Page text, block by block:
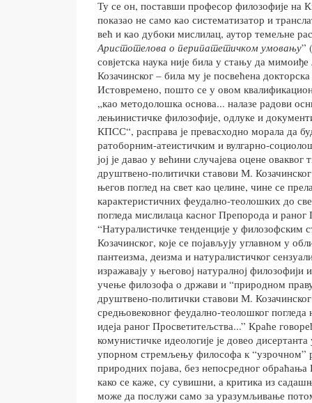
Ту се он, поставши професор филозофије на
показао не само као систематизатор и
већ и као дубоки мислилац, аутор темељне
Аристотелова о перипатетичком умовању”
совјетска наука није била у стању да
Козачинског – била му је посвећена
Истовремено, пошто се у овом
„као методолошка основа... налазе радови
лењинистичке филозофије, одлуке и
КПСС“, расправа је превасходно морала да
ратоборним-атеистичким и вулгарно-
јој је давао у већини случајева оцене
друштвено-политички ставови М.
његов поглед на свет као целине, чине се
карактеристичних феудално-теолошких до
погледа мислилаца касног Препорода и раног
“Натуралистичке тенденције у филозофским
Козачинског, које се појављују углавном у
пантеизма, деизма и натуралистичког
изражавају у његовој натуралној филозофији
учење филозофа о држави и “природном
друштвено-политички ставови М.
средњовековног феудално-теолошког погледа
идеја раног Просветитељства...” Краће
комунистичке идеологије је довео
упорном стремљењу философа к
природних појава, без непосредног обраћања
како се каже, су сувишни, а критика из
може да послужи само за уразумљивање